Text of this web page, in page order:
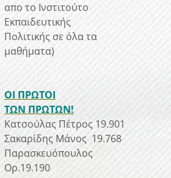
απο το Ινστιτούτο
Εκπαιδευτικής
Πολιτικής σε όλα τα
μαθήματα)
ΟΙ ΠΡΩΤΟΙ
ΤΩΝ ΠΡΩΤΩΝ!
Κατσούλας Πέτρος 19.901
Σακαρίδης Μάνος 19.768
Παρασκευόπουλος
Ορ.19.190